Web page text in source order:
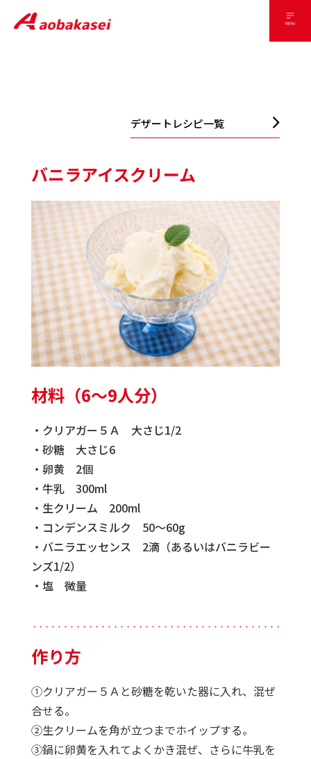
デザートレシピ一覧
バニラアイスクリーム
材料（6～9人分）
・クリアガー５Ａ 大さじ1/2
・砂糖 大さじ6
・卵黄 2個
・牛乳 300ml
・生クリーム 200ml
・コンデンスミルク 50～60g
・バニラエッセンス 2滴（あるいはバニラビー
ンズ1/2）
・塩 微量
・・・・・・・・・・・・・・・・・・・・・・・・・・・・・・・・・・・・・・・・・・・
作り方
①クリアガー５Ａと砂糖を乾いた器に入れ、混ぜ
合せる。
②生クリームを角が立つまでホイップする。
③鍋に卵黄を入れてよくかき混ぜ、さらに牛乳を